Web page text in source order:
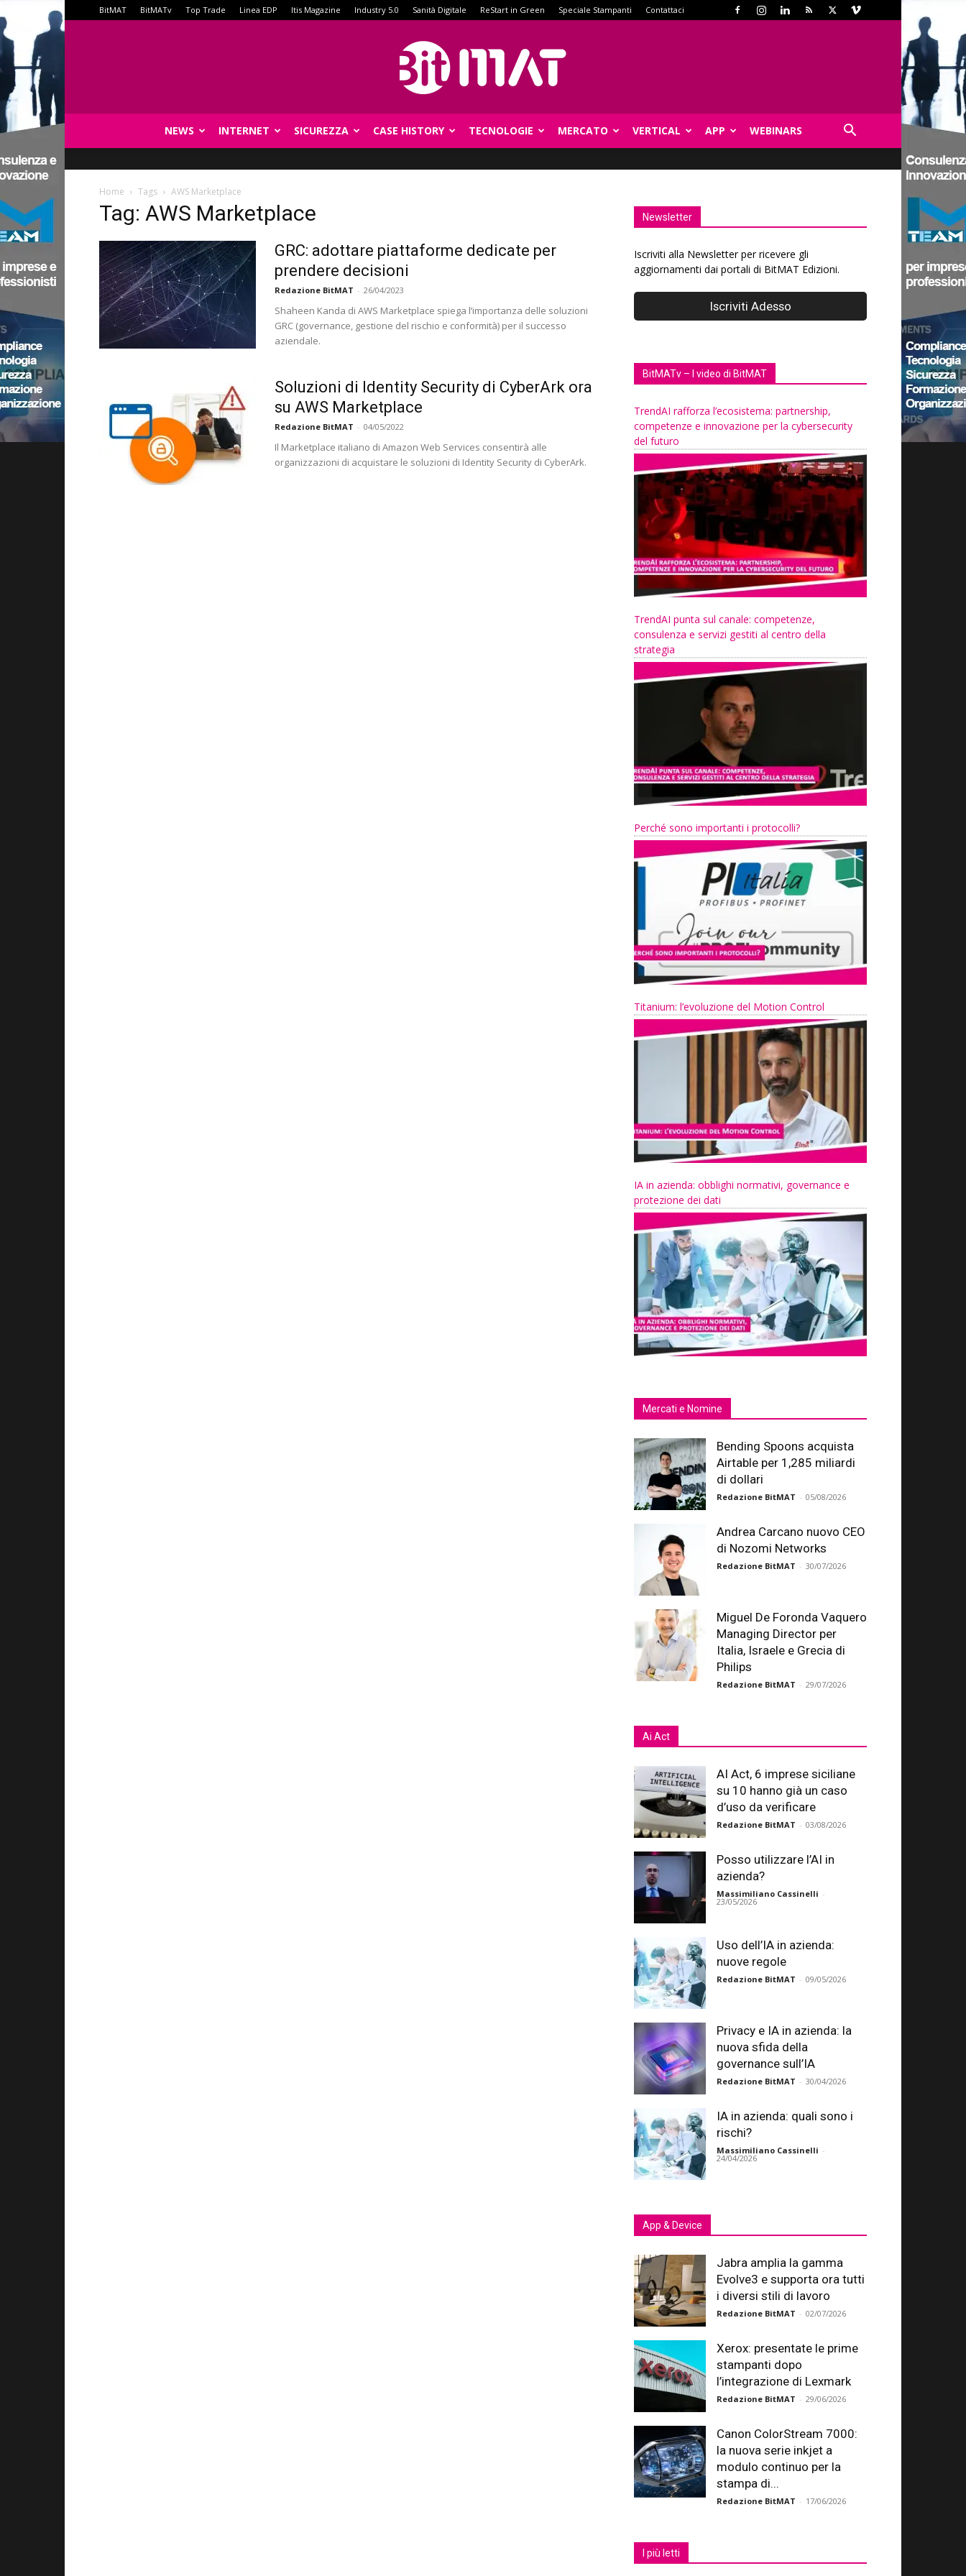
BitMAT BitMATv Top Trade Linea EDP Itis Magazine Industry 5.0 Sanità Digitale ReStart in Green Speciale Stampanti Contattaci
NEWS INTERNET SICUREZZA CASE HISTORY TECNOLOGIE MERCATO VERTICAL APP WEBINARS
Home Tags AWS Marketplace
Tag: AWS Marketplace
GRC: adottare piattaforme dedicate per
prendere decisioni
Redazione BitMAT - 26/04/2023
Shaheen Kanda di AWS Marketplace spiega l’importanza delle soluzioni
GRC (governance, gestione del rischio e conformità) per il successo
aziendale.
Soluzioni di Identity Security di CyberArk ora
su AWS Marketplace
Redazione BitMAT - 04/05/2022
Il Marketplace italiano di Amazon Web Services consentirà alle
organizzazioni di acquistare le soluzioni di Identity Security di CyberArk.
Newsletter
Iscriviti alla Newsletter per ricevere gli
aggiornamenti dai portali di BitMAT Edizioni.
BitMATv – I video di BitMAT
TrendAI rafforza l’ecosistema: partnership,
competenze e innovazione per la cybersecurity
del futuro
TrendAI punta sul canale: competenze,
consulenza e servizi gestiti al centro della
strategia
Perché sono importanti i protocolli?
Titanium: l’evoluzione del Motion Control
IA in azienda: obblighi normativi, governance e
protezione dei dati
Mercati e Nomine
Bending Spoons acquista
Airtable per 1,285 miliardi
di dollari
Redazione BitMAT - 05/08/2026
Andrea Carcano nuovo CEO
di Nozomi Networks
Redazione BitMAT - 30/07/2026
Miguel De Foronda Vaquero
Managing Director per
Italia, Israele e Grecia di
Philips
Redazione BitMAT - 29/07/2026
Ai Act
AI Act, 6 imprese siciliane
su 10 hanno già un caso
d’uso da verificare
Redazione BitMAT - 03/08/2026
Posso utilizzare l’AI in
azienda?
Massimiliano Cassinelli -
23/05/2026
Uso dell’IA in azienda:
nuove regole
Redazione BitMAT - 09/05/2026
Privacy e IA in azienda: la
nuova sfida della
governance sull’IA
Redazione BitMAT - 30/04/2026
IA in azienda: quali sono i
rischi?
Massimiliano Cassinelli -
24/04/2026
App & Device
Jabra amplia la gamma
Evolve3 e supporta ora tutti
i diversi stili di lavoro
Redazione BitMAT - 02/07/2026
Xerox: presentate le prime
stampanti dopo
l’integrazione di Lexmark
Redazione BitMAT - 29/06/2026
Canon ColorStream 7000:
la nuova serie inkjet a
modulo continuo per la
stampa di...
Redazione BitMAT - 17/06/2026
I più letti